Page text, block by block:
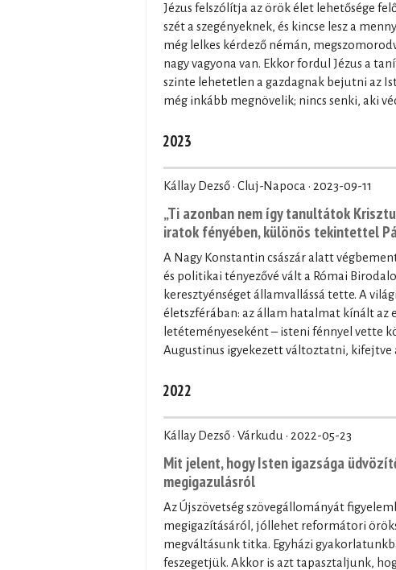
Jézus felszólítja az örök élet lehetősége
szét a szegényeknek, és kincse lesz a
még lelkes kérdező némán,
nagy vagyona van. Ekkor fordul Jézus a
szinte lehetetlen a gazdagnak bejutni az
még inkább megnövelik; nincs senki, aki
2023
Kállay Dezső · Cluj-Napoca · 2023-09-11
„Ti azonban nem így tanultátok
iratok fényében, különös tekintettel
A Nagy Konstantin császár alatt
és politikai tényezővé vált a Római
keresztyénséget államvallássá tette. A
életszférában: az állam hatalmat kínált az
letéteményeseként – isteni fénnyel vette
Augustinus igyekezett változtatni, kifejtve
2022
Kállay Dezső · Várkudu · 2022-05-23
Mit jelent, hogy Isten igazsága
megigazulásról
Az Újszövetség szövegállományát
megigazításáról, jóllehet reformátori
megváltásunk titka. Egyházi
feszegetjük. Akkor is azt tapasztaljunk,